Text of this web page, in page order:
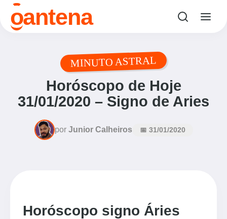
oantena
MINUTO ASTRAL
Horóscopo de Hoje
31/01/2020 – Signo de Aries
por Junior Calheiros 📅 31/01/2020
Horóscopo signo Áries